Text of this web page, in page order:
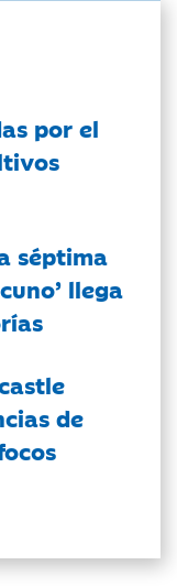
por el
séptima
llega
de